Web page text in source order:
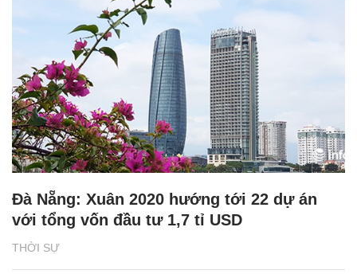
THỜI SỰ
Đà Nẵng: Xuân 2020 hướng tới 22 dự án
với tổng vốn đầu tư 1,7 tỉ USD